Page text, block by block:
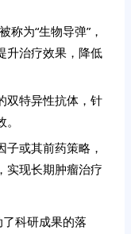
称为“生物导弹”，
升治疗效果，降低
双特异性抗体，针
或其前药策略，
实现长期肿瘤治疗
科研成果的落